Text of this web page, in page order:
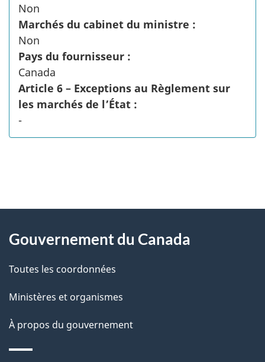
Non
Marchés du cabinet du ministre :
Non
Pays du fournisseur :
Canada
Article 6 – Exceptions au Règlement sur
les marchés de l’État :
-
D
t
a
l
s
propos
ce
site
Gouvernement du Canada
Toutes les coordonnées
Ministères et organismes
À propos du gouvernement